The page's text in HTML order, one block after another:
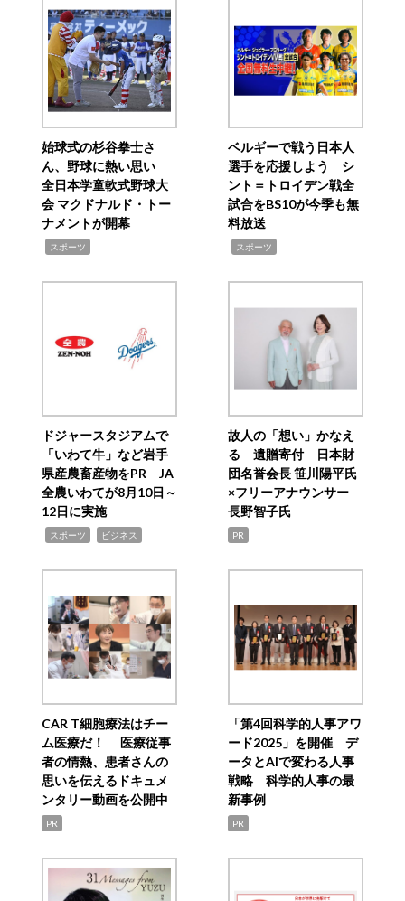
始球式の杉谷拳士さ
ん、野球に熱い思い
全日本学童軟式野球大
会 マクドナルド・トー
ナメントが開幕
スポーツ
ベルギーで戦う日本人
選手を応援しよう シ
ント＝トロイデン戦全
試合をBS10が今季も無
料放送
スポーツ
ドジャースタジアムで
「いわて牛」など岩手
県産農畜産物をPR JA
全農いわてが8月10日～
12日に実施
スポーツ ビジネス
故人の「想い」かなえ
る 遺贈寄付 日本財
団名誉会長 笹川陽平氏
×フリーアナウンサー
長野智子氏
PR
CAR T細胞療法はチー
ム医療だ！ 医療従事
者の情熱、患者さんの
思いを伝えるドキュメ
ンタリー動画を公開中
PR
「第4回科学的人事アワ
ード2025」を開催 デ
ータとAIで変わる人事
戦略 科学的人事の最
新事例
PR